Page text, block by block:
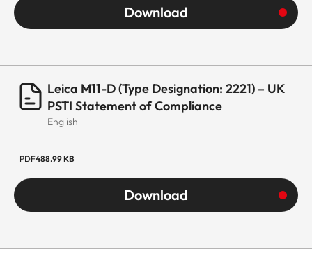
Download
Leica M11-D (Type Designation: 2221) – UK
PSTI Statement of Compliance
English
PDF488.99 KB
Download